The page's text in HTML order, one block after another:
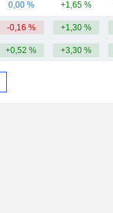
0,00 % +1,65 %
-0,16 % +1,30 %
+0,52 % +3,30 %